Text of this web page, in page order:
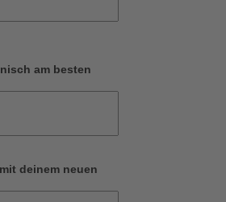
am besten
deinem neuen